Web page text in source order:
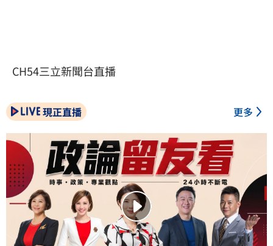
CH54三立新聞台直播
現正直播 更多